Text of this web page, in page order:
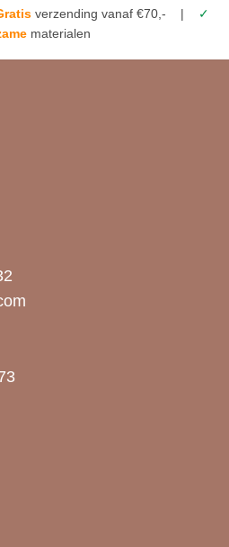
verzending vanaf €70,- |
✓
materialen